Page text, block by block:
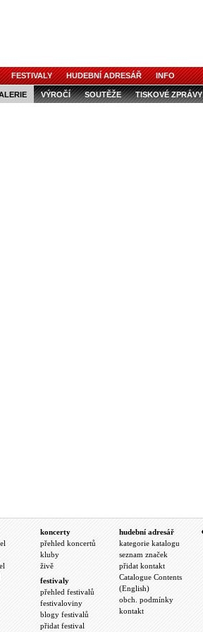
FESTIVALY HUDEBNÍ ADRESÁŘ INFO
VÝROČÍ SOUTĚŽE TISKOVÉ ZPRÁVY
koncerty
přehled koncertů
kluby
živě
festivaly
přehled festivalů
festivaloviny
blogy festivalů
přidat festival
hudební adresář
kategorie katalogu
seznam značek
přidat kontakt
Catalogue Contents
(English)
obch. podmínky
kontakt